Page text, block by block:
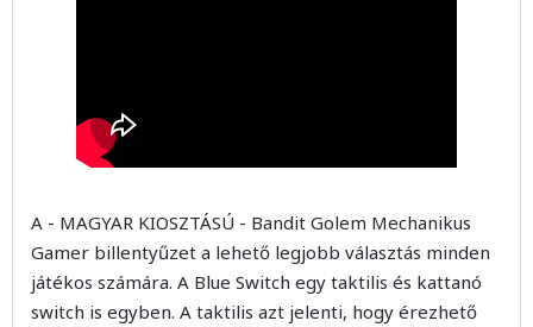
A - MAGYAR KIOSZTÁSÚ - Bandit Golem Mechanikus
Gamer billentyűzet a lehető legjobb választás minden
játékos számára. A Blue Switch egy taktilis és kattanó
switch is egyben. A taktilis azt jelenti, hogy érezhető